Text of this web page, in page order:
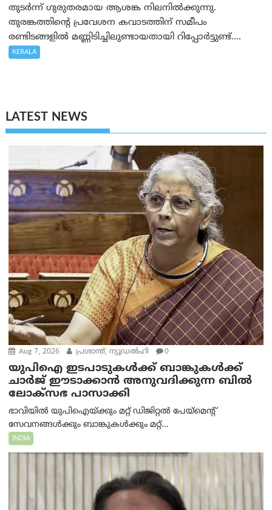
തുടർന്ന് ഗുരുതരമായ ആശങ്ക നിലനിൽക്കുന്നു.
തുരങ്കത്തിന്റെ പ്രവേശന കവാടത്തിന് സമീപം
രണ്ടിടങ്ങളിൽ മണ്ണിടിച്ചിലുണ്ടായതായി റിപ്പോർട്ടുണ്ട്....
KERALA
LATEST NEWS
Aug 7, 2026 പ്രശാന്ത്, ന്യൂഡല്‍ഹി 0
യുപിഐ ഇടപാടുകൾക്ക് ബാങ്കുകൾക്ക്
ചാർജ് ഈടാക്കാൻ അനുവദിക്കുന്ന ബിൽ
ലോക്‌സഭ പാസാക്കി
ഭാവിയിൽ യുപിഐയ്ക്കും മറ്റ് ഡിജിറ്റൽ പേയ്‌മെന്റ്
സേവനങ്ങൾക്കും ബാങ്കുകൾക്കും മറ്റ്...
INDIA